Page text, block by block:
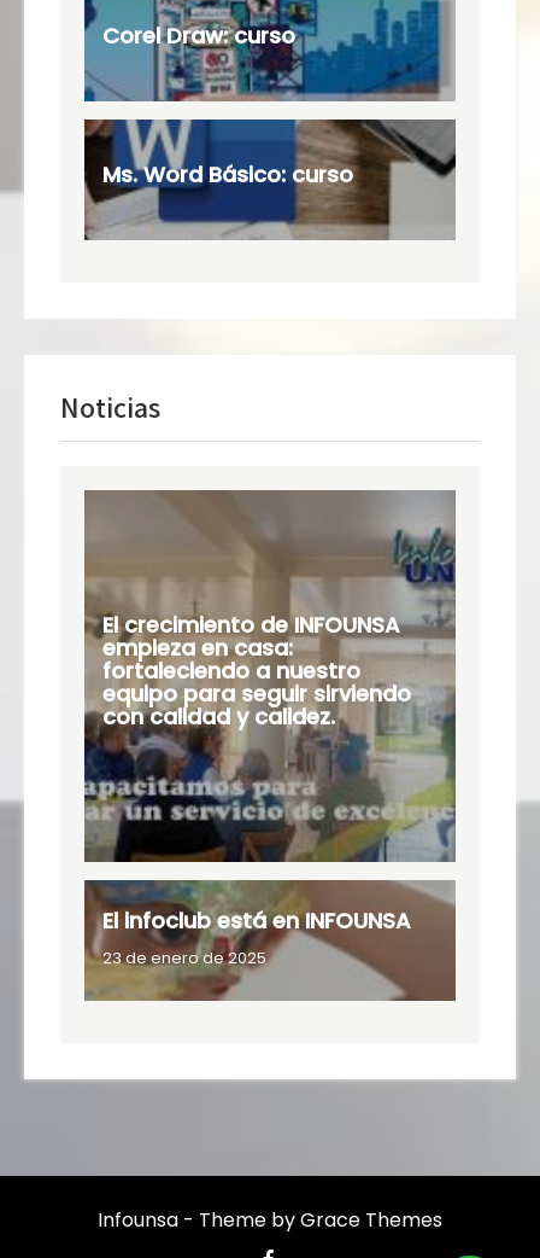
Corel Draw: curso
Ms. Word Básico: curso
Noticias
El crecimiento de INFOUNSA
empieza en casa:
fortaleciendo a nuestro
equipo para seguir sirviendo
con calidad y calidez.
El infoclub está en INFOUNSA
23 de enero de 2025
Infounsa - Theme by Grace Themes